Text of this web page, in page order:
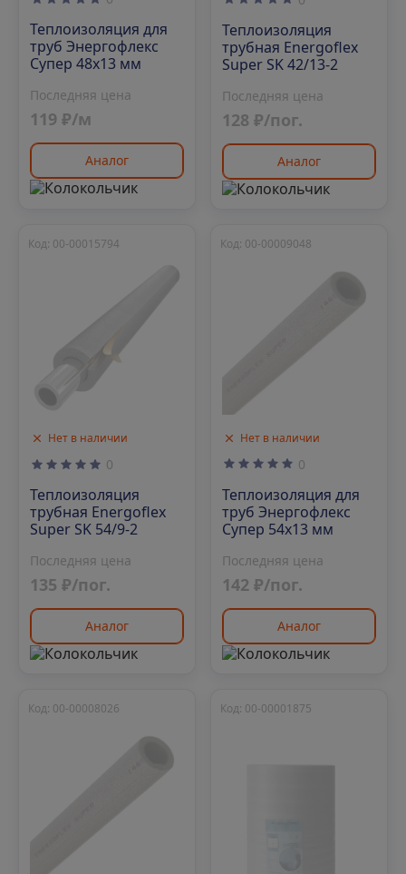
Теплоизоляция для
труб Энергофлекс
Супер 48х13 мм
Последняя цена
119 ₽/м
Аналог
Теплоизоляция
трубная Energoflex
Super SK 42/13-2
Последняя цена
128 ₽/пог.
Аналог
Нет в наличии
Код: 00-00015794
0
Теплоизоляция
трубная Energoflex
Super SK 54/9-2
Последняя цена
135 ₽/пог.
Аналог
Нет в наличии
Код: 00-00009048
0
Теплоизоляция для
труб Энергофлекс
Супер 54х13 мм
Последняя цена
142 ₽/пог.
Аналог
Код: 00-00008026 Код: 00-00001875